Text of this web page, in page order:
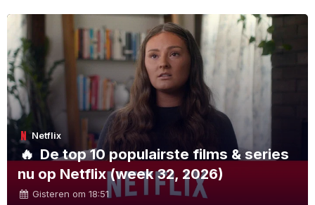
Netflix
🔥 De top 10 populairste films & series
nu op Netflix (week 32, 2026)
Gisteren om 18:51